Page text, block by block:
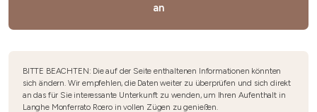
an
BITTE BEACHTEN: Die auf der Seite enthaltenen Informationen könnten
sich ändern. Wir empfehlen, die Daten weiter zu überprüfen und sich direkt
an das für Sie interessante Unterkunft zu wenden, um Ihren Aufenthalt in
Langhe Monferrato Roero in vollen Zügen zu genießen.